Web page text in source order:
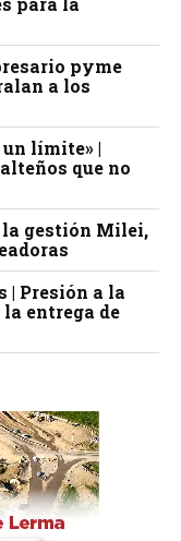
pyme
a los
límite» |
que no
gestión Milei,
| Presión a la
entrega de